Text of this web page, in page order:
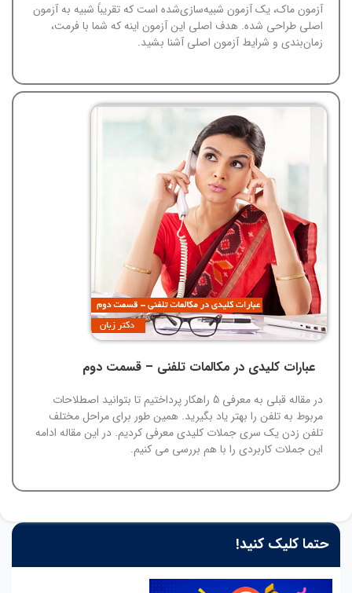
حتما کلیک کنید!
آزمون ماک، یک آزمون شبیه‌سازی‌شده است که تقریباً شبیه به آزمون
اصلی طراحی شده. هدف اصلی این آزمون اینه که شما با فرمت،
زمان‌بندی و شرایط آزمون اصلی آشنا بشید.
عبارات کلیدی در مکالمات تلفنی – قسمت دوم
در مقاله قبلی به معرفی 5 راهکار پرداختیم تا بتوانید اصطلاحات
مربوط به تلفن را بهتر یاد بگیرید. همین طور برای مراحل مختلف
تلفن زدن یک سری جملات کلیدی معرفی کردیم. در این مقاله ادامه
این جملات کاربردی را با هم بررسی می کنیم.